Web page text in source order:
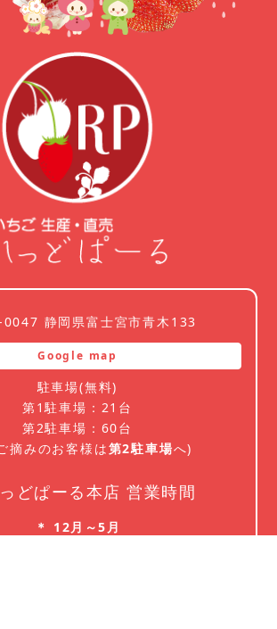
静岡県富士宮市青木133
Google map
駐車場(無料)
第1駐車場：21台
第2駐車場：60台
摘みのお客様は第2駐車場へ)
どぱーる本店 営業時間
＊ 12月～5月